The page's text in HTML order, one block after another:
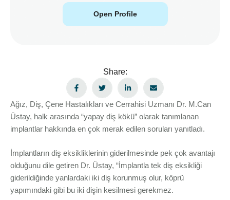
Open Profile
Share:
Ağız, Diş, Çene Hastalıkları ve Cerrahisi Uzmanı Dr. M.Can
Üstay, halk arasında “yapay diş kökü” olarak tanımlanan
implantlar hakkında en çok merak edilen soruları yanıtladı.
İmplantların diş eksikliklerinin giderilmesinde pek çok avantajı
olduğunu dile getiren Dr. Üstay, “İmplantla tek diş eksikliği
giderildiğinde yanlardaki iki diş korunmuş olur, köprü
yapımındaki gibi bu iki dişin kesilmesi gerekmez.